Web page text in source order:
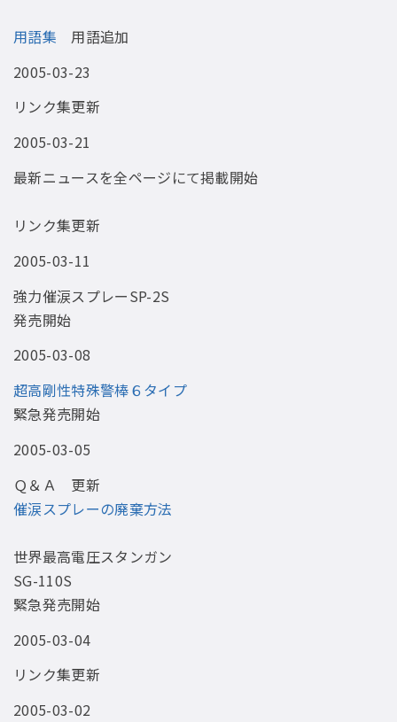
用語集 用語追加
2005-03-23
リンク集更新
2005-03-21
最新ニュースを全ページにて掲載開始
リンク集更新
2005-03-11
強力催涙スプレーSP-2S
発売開始
2005-03-08
超高剛性特殊警棒６タイプ
緊急発売開始
2005-03-05
Ｑ＆Ａ 更新
催涙スプレーの廃棄方法
世界最高電圧スタンガン
SG-110S
緊急発売開始
2005-03-04
リンク集更新
2005-03-02